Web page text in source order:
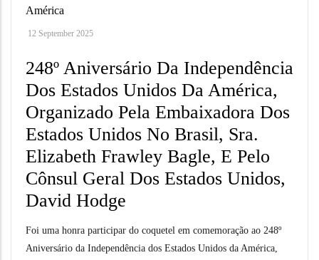
América
12 September 2025
248º Aniversário Da Independência
Dos Estados Unidos Da América,
Organizado Pela Embaixadora Dos
Estados Unidos No Brasil, Sra.
Elizabeth Frawley Bagle, E Pelo
Cônsul Geral Dos Estados Unidos,
David Hodge
Foi uma honra participar do coquetel em comemoração ao 248º
Aniversário da Independência dos Estados Unidos da América,